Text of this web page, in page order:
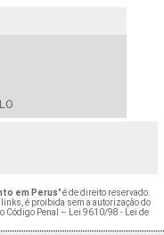
em Perus" é de direito reservado.
é proibida sem a autorização do
Código Penal –
Lei 9610/98 - Lei de